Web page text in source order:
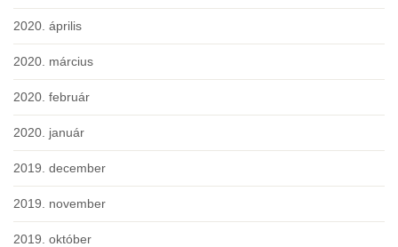
2020. április
2020. március
2020. február
2020. január
2019. december
2019. november
2019. október